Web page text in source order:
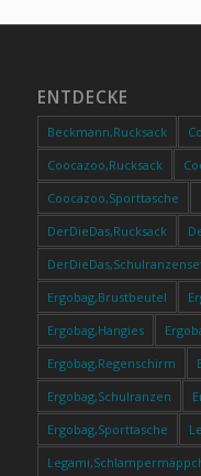
ENTDECKE
Beckmann,Rucksack
Coocazoo,Rucksack
Coocazoo,Sporttasche
DerDieDas,Rucksack
Ergobag,Brustbeutel
Ergobag,Hangies
Ergobag,Regenschirm
Ergobag,Schulranzen
Ergobag,Sporttasche